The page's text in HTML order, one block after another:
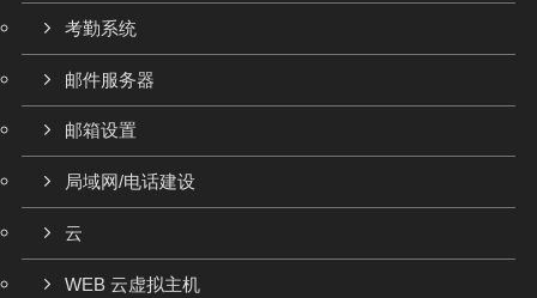
考勤系统
邮件服务器
邮箱设置
局域网/电话建设
云
WEB 云虚拟主机